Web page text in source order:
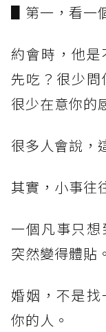
▋第一，看一
約會時，他
先吃？很少問
很少在意你的
很多人會說，
其實，小事往
一個凡事只
突然變得體貼。
婚姻，不是
你的人。